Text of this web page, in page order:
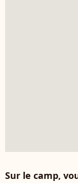
Sur le camp,